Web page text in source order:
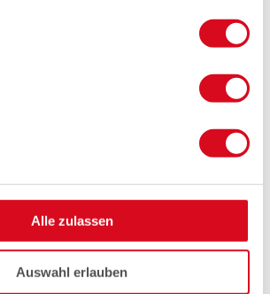
Alle zulassen
Auswahl erlauben